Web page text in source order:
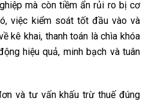
mà còn tiềm ẩn rủi ro bị cơ
việc kiểm soát tốt đầu vào và
kê khai, thanh toán là chìa khóa
hiệu quả, minh bạch và tuân
và tư vấn khấu trừ thuế đúng